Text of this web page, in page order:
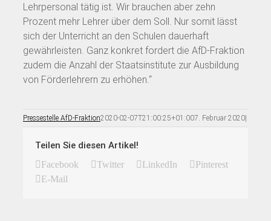
Lehrpersonal tätig ist. Wir brauchen aber zehn
Prozent mehr Lehrer über dem Soll. Nur somit lässt
sich der Unterricht an den Schulen dauerhaft
gewährleisten. Ganz konkret fordert die AfD-Fraktion
zudem die Anzahl der Staatsinstitute zur Ausbildung
von Förderlehrern zu erhöhen.“
Pressestelle AfD-Fraktion2020-02-07T21:00:25+01:007. Februar 2020|
Teilen Sie diesen Artikel!
Facebook Twitter LinkedIn
Pinterest
E-Mail